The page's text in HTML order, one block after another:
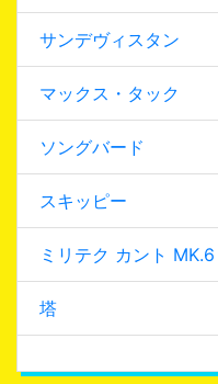
サンデヴィスタン
マックス・タック
ソングバード
スキッピー
ミリテク カント MK.6
塔